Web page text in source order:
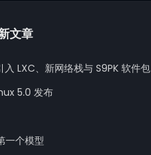
文章
LXC、新网络栈与 S9PK 软件包
5.0 发布
一个模型